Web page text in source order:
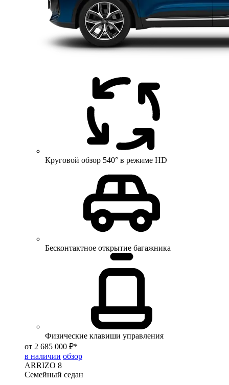
Круговой обзор 540° в режиме HD
Бесконтактное открытие багажника
Физические клавиши управления
от 2 685 000 ₽*
в наличии обзор
ARRIZO 8
Семейный седан